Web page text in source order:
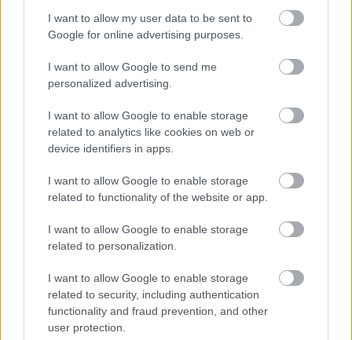
I want to allow my user data to be sent to
Google for online advertising purposes.
I want to allow Google to send me
personalized advertising.
I want to allow Google to enable storage
related to analytics like cookies on web or
device identifiers in apps.
I want to allow Google to enable storage
related to functionality of the website or app.
I want to allow Google to enable storage
related to personalization.
I want to allow Google to enable storage
related to security, including authentication
functionality and fraud prevention, and other
user protection.
Ανακοινώθηκε η ημερομηνία επαναλειτουργίας του καθεδρικού
20 Μαρτίου 2024, 11:56
Ο καθεδρικός ναός της Παναγίας των Παρισίων αναμένεται να ξανανοίξει
Κλειστός ο Πύργος του Άιφελ λόγω απεργίας των
εργαζομένων – Ο τουριστικός αντίκτυπος